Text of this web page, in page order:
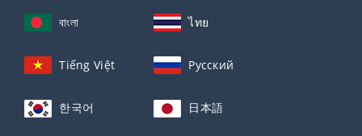
বাংলা ไทย
Tiếng Việt Русский
한국어 日本語